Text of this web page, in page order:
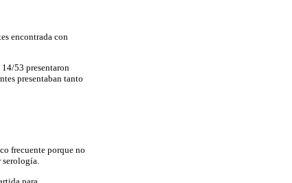
encontrada con
53 presentaron
presentaban tanto
frecuente porque no
serología.